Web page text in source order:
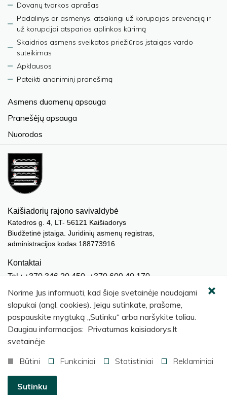
Dovanų tvarkos aprašas
Padalinys ar asmenys, atsakingi už korupcijos prevenciją ir
už korupcijai atsparios aplinkos kūrimą
Skaidrios asmens sveikatos priežiūros įstaigos vardo
suteikimas
Apklausos
Pateikti anoniminį pranešimą
Asmens duomenų apsauga
Pranešėjų apsauga
Nuorodos
Kaišiadorių rajono savivaldybė
Katedros g. 4, LT- 56121 Kaišiadorys
Biudžetinė įstaiga. Juridinių asmenų registras,
administracijos kodas 188773916
Kontaktai
Tel.: +370 346 20 450, +370 609 40 170
El. paštas.: meras@kaisiadorys.lt
dokumentai@kaisiadorys.lt
Naujienų prenumerata
© 2026 Kaišiadorių rajono savivaldybė
Norime Jus informuoti, kad šioje svetainėje naudojami
slapukai (angl. cookies). Jeigu sutinkate, prašome,
paspauskite mygtuką „Sutinku“ arba naršykite toliau.
Daugiau informacijos: Privatumas kaisiadorys.lt
svetainėje
Būtini
Funkciniai Statistiniai Reklaminiai
Sutinku